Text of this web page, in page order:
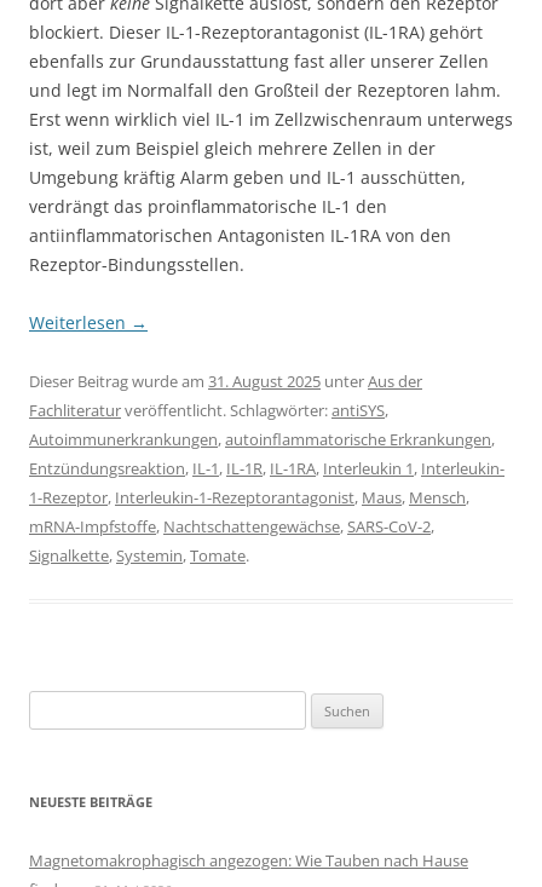
blockiert. Dieser IL-1-Rezeptorantagonist (IL-1RA) gehört
ebenfalls zur Grundausstattung fast aller unserer Zellen
und legt im Normalfall den Großteil der Rezeptoren lahm.
Erst wenn wirklich viel IL-1 im Zellzwischenraum unterwegs
ist, weil zum Beispiel gleich mehrere Zellen in der
Umgebung kräftig Alarm geben und IL-1 ausschütten,
verdrängt das proinflammatorische IL-1 den
antiinflammatorischen Antagonisten IL-1RA von den
Rezeptor-Bindungsstellen.
Weiterlesen →
Dieser Beitrag wurde am 31. August 2025 unterAus der
Fachliteraturveröffentlicht. Schlagwörter:antiSYS,
Autoimmunerkrankungen,autoinflammatorische Erkrankungen,
Entzündungsreaktion, IL-1, IL-1R, IL-1RA, Interleukin 1, Interleukin-
1-Rezeptor, Interleukin-1-Rezeptorantagonist, Maus, Mensch,
mRNA-Impfstoffe, Nachtschattengewächse,SARS-CoV-2,
Signalkette,Systemin,Tomate.
nach:
NEUESTE BEITRÄGE
Magnetomakrophagisch angezogen: Wie Tauben nach Hause